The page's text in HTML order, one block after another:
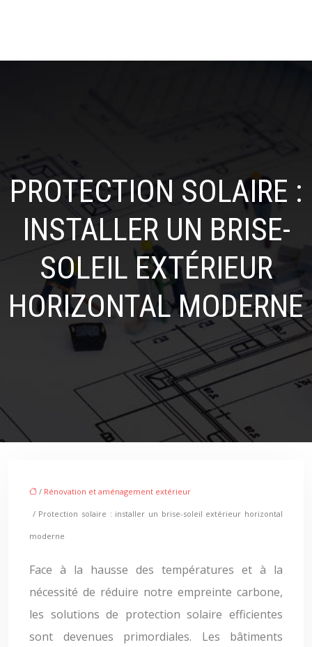
PROTECTION SOLAIRE :
INSTALLER UN BRISE-
SOLEIL EXTÉRIEUR
HORIZONTAL MODERNE
/ Rénovation et aménagement extérieur
/ Protection solaire : installer un brise-soleil extérieur horizontal
moderne
Face à la hausse des températures et à la
nécessité de réduire notre empreinte carbone,
les solutions de protection solaire efficientes
sont devenues primordiales. Les bâtiments